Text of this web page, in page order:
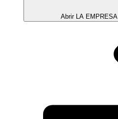
Abrir LA EMPRESA